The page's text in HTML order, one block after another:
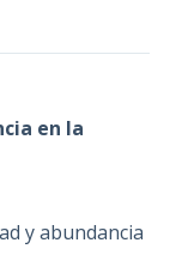
en la
y abundancia